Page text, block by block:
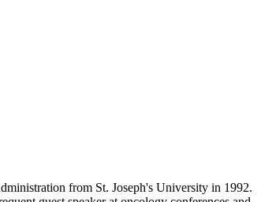
from St. Joseph's University in 1992.